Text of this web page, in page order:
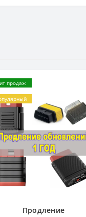
продаж
Продление